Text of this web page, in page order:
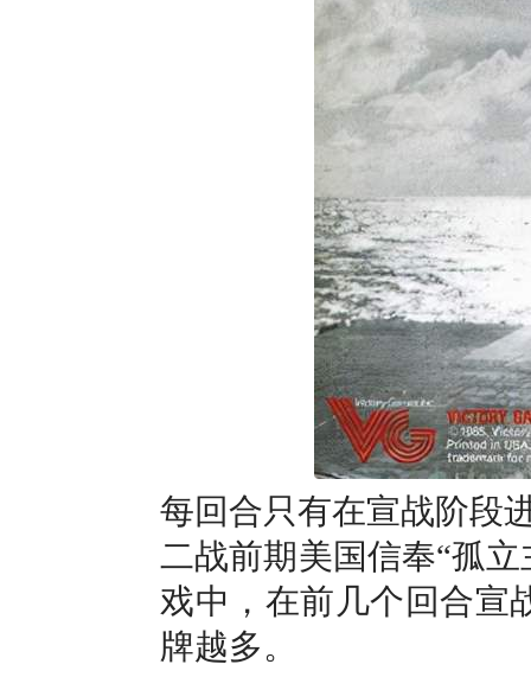
每回合只有在宣战阶段
二战前期美国信奉“孤
戏中，在前几个回合宣
牌越多。